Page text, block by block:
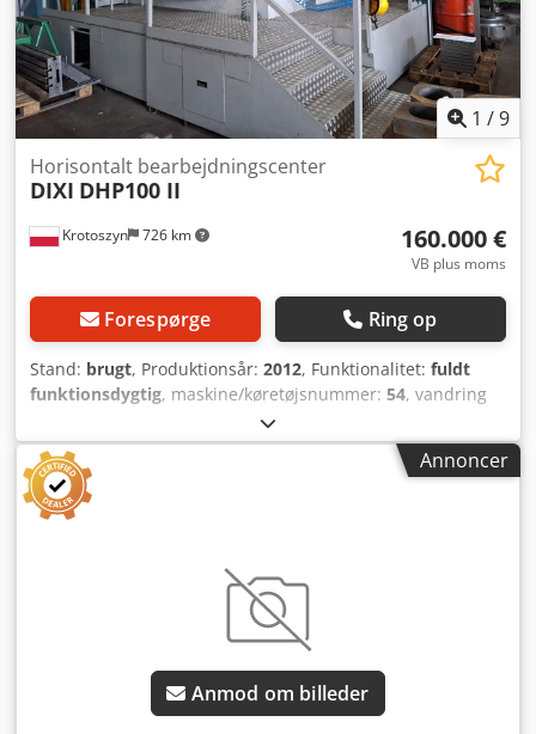
1 /9
Krotoszyn 726 km
Horisontalt bearbejdningscenter
DIXI DHP100 II
160.000 €
VB plus moms
Forespørge Ring op
Stand: brugt, Produktionsår: 2012, Funktionalitet: fuldt
funktionsdygtig, maskine/køretøjsnummer: 54, vandring
, vandring på Z-aksen:
fremføringslængde X-akse:1.400 mm, nominel
(tilsyneladende) effekt:
, controllerproducent:
siemens
emnestykke længde (max.):
, spindelhastighed (maks.):
, antal pladser i
, type indgangsstrøm:
dokumentation / manual, rotationshastighed
trinløst variabel, spåntransportør, Hej Jeg sælger en DIXI
DH 100 II: 4-akset, 2-palle CNC-fræsemaskine fra 2012. –
Pris 690.000 zł netto Bearbejdningsområde: X = op til 1400,
Annoncer
Anmod om billeder